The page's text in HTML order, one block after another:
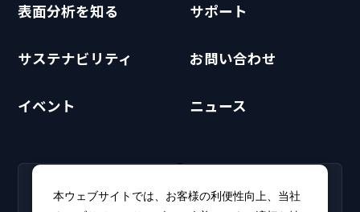
表面分析を知る サポート
サステナビリティ お問い合わせ
イベント ニュース
採用情報 CLUB PHI（会員専
本ウェブサイトでは、お客様の利便性向上、当社